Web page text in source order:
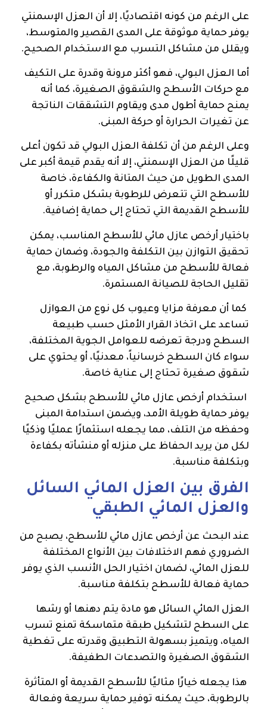
على الرغم من كونه اقتصاديًا، إلا أن العزل الإسمنتي
يوفر حماية موثوقة على المدى القصير والمتوسط،
ويقلل من مشاكل التسرب مع الاستخدام الصحيح.
أما العزل البولي، فهو أكثر مرونة وقدرة على التكيف
مع حركات الأسطح والشقوق الصغيرة، كما أنه
يمنح حماية أطول مدى ويقاوم التشققات الناتجة
عن تغيرات الحرارة أو حركة المبنى.
وعلى الرغم من أن تكلفة العزل البولي قد تكون أعلى
قليلًا من العزل الإسمنتي، إلا أنه يقدم قيمة أكبر على
المدى الطويل من حيث المتانة والكفاءة، خاصة
للأسطح التي تتعرض للرطوبة بشكل متكرر أو
للأسطح القديمة التي تحتاج إلى حماية إضافية.
باختيار أرخص عازل مائي للأسطح المناسب، يمكن
تحقيق التوازن بين التكلفة والجودة، وضمان حماية
فعالة للأسطح من مشاكل المياه والرطوبة، مع
تقليل الحاجة للصيانة المستمرة.
كما أن معرفة مزايا وعيوب كل نوع من العوازل
تساعد على اتخاذ القرار الأمثل حسب طبيعة
السطح ودرجة تعرضه للعوامل الجوية المختلفة،
سواء كان السطح خرسانياً، معدنيًا، أو يحتوي على
شقوق صغيرة تحتاج إلى عناية خاصة.
استخدام أرخص عازل مائي للأسطح بشكل صحيح
يوفر حماية طويلة الأمد، ويضمن استدامة المبنى
وحفظه من التلف، مما يجعله استثمارًا عمليًا وذكيًا
لكل من يريد الحفاظ على منزله أو منشأته بكفاءة
وبتكلفة مناسبة.
الفرق بين العزل المائي السائل
والعزل المائي الطبقي
عند البحث عن أرخص عازل مائي للأسطح، يصبح من
الضروري فهم الاختلافات بين الأنواع المختلفة
للعزل المائي، لضمان اختيار الحل الأنسب الذي يوفر
حماية فعالة للأسطح بتكلفة مناسبة.
العزل المائي السائل هو مادة يتم دهنها أو رشها
على السطح لتشكيل طبقة متماسكة تمنع تسرب
المياه، ويتميز بسهولة التطبيق وقدرته على تغطية
الشقوق الصغيرة والتصدعات الطفيفة.
هذا يجعله خيارًا مثاليًا للأسطح القديمة أو المتأثرة
بالرطوبة، حيث يمكنه توفير حماية سريعة وفعالة